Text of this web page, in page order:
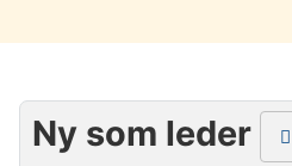
Ny som leder